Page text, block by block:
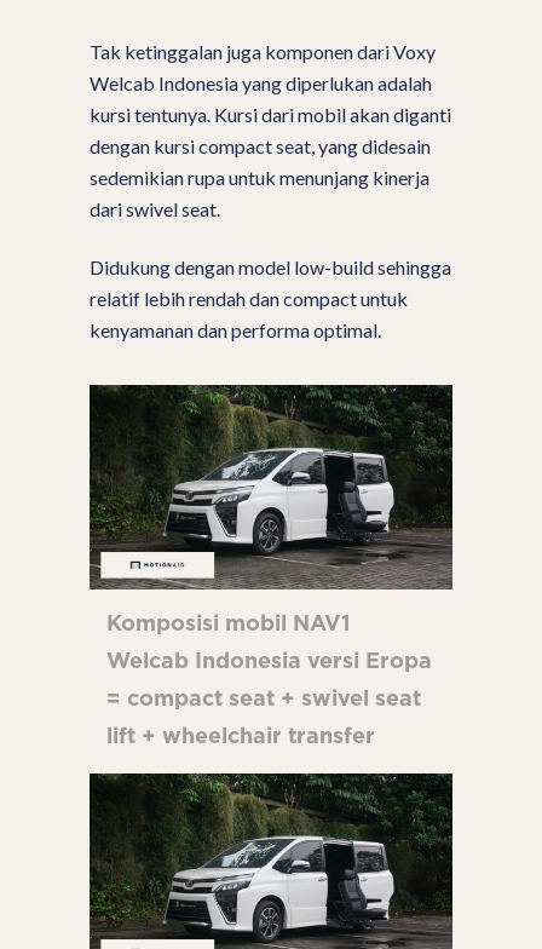
Tak ketinggalan juga komponen dari Voxy
Welcab Indonesia yang diperlukan adalah
kursi tentunya. Kursi dari mobil akan diganti
dengan kursi compact seat, yang didesain
sedemikian rupa untuk menunjang kinerja
dari swivel seat.
Didukung dengan model low-build sehingga
relatif lebih rendah dan compact untuk
kenyamanan dan performa optimal.
Komposisi mobil NAV1
Welcab Indonesia versi Eropa
= compact seat + swivel seat
lift + wheelchair transfer